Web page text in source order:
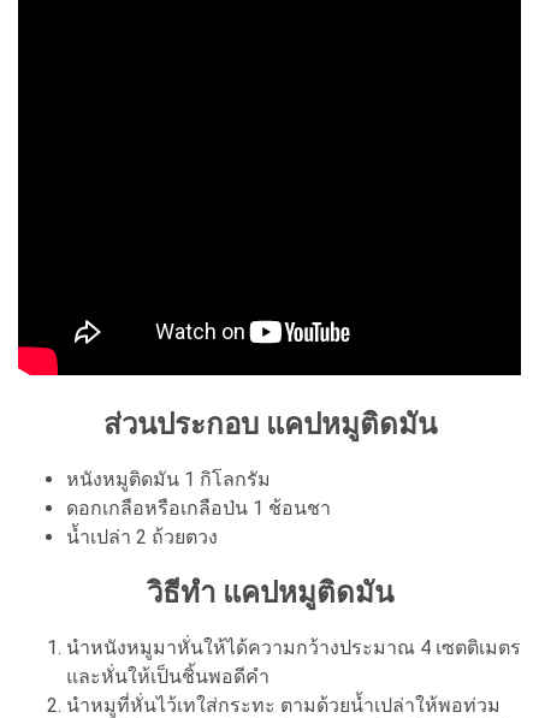
ส่วนประกอบ แคปหมูติดมัน
หนังหมูติดมัน 1 กิโลกรัม
ดอกเกลือหรือเกลือป่น 1 ช้อนชา
น้ำเปล่า 2 ถ้วยตวง
วิธีทำ แคปหมูติดมัน
นำหนังหมูมาหั่นให้ได้ความกว้างประมาณ 4 เซตติเมตร
และหั่นให้เป็นชิ้นพอดีคำ
นำหมูที่หั่นไว้เทใส่กระทะ ตามด้วยน้ำเปล่าให้พอท่วม